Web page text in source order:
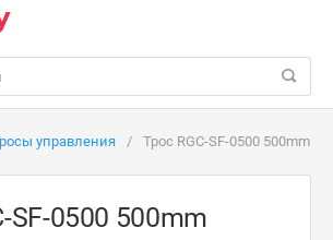
управления Трос RGC-SF-0500 500mm
SF-0500 500mm